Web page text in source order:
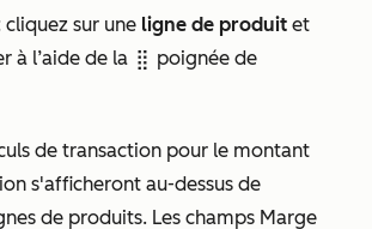
cliquez sur une ligne de produit et
à l’aide de la dragHandle poignée de
de transaction pour le montant
s'afficheront au-dessus de
de produits. Les champs Marge